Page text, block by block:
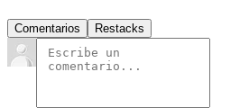
Comentarios Restacks